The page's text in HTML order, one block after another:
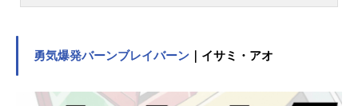
勇気爆発バーンブレイバーン ｜イサミ・アオ